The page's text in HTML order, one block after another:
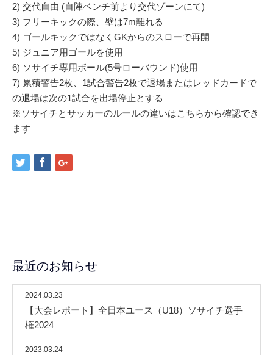
2) 交代自由 (自陣ベンチ前より交代ゾーンにて)
3) フリーキックの際、壁は7m離れる
4) ゴールキックではなくGKからのスローで再開
5) ジュニア用ゴールを使用
6) ソサイチ専用ボール(5号ローバウンド)使用
7) 累積警告2枚、1試合警告2枚で退場またはレッドカードで
の退場は次の1試合を出場停止とする
※ソサイチとサッカーのルールの違いはこちらから確認でき
ます
最近のお知らせ
2024.03.23
【大会レポート】全日本ユース（U18）ソサイチ選手
権2024
2023.03.24